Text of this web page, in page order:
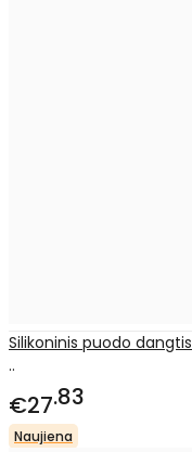
Silikoninis puodo dangtis
..
€27 83
Naujiena